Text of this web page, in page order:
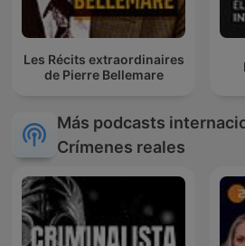
Les Récits extraordinaires
de Pierre Bellemare
Más podcasts
Crímenes reales